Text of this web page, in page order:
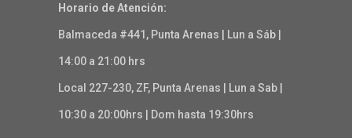
Horario de Atención:
Balmaceda #441, Punta Arenas | Lun a Sáb |
14:00 a 21:00 hrs
Local 227-230, ZF, Punta Arenas | Lun a Sab |
10:30 a 20:00hrs | Dom hasta 19:30hrs